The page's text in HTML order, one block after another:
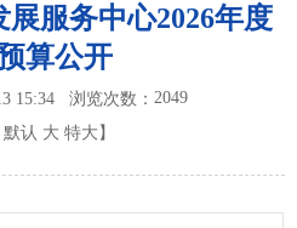
服务中心2026年度
算公开
15:34浏览次数：2049
默认 大 特大 】